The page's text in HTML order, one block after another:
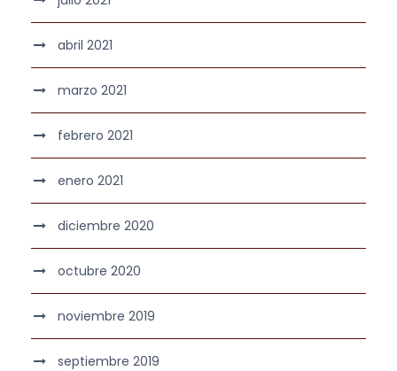
abril 2021
marzo 2021
febrero 2021
enero 2021
diciembre 2020
octubre 2020
noviembre 2019
septiembre 2019